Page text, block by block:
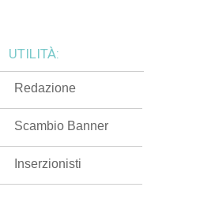
UTILITÀ:
Redazione
Scambio Banner
Inserzionisti